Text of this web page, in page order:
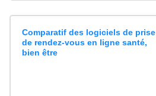
Comparatif des logiciels de prise
de rendez-vous en ligne santé,
bien être